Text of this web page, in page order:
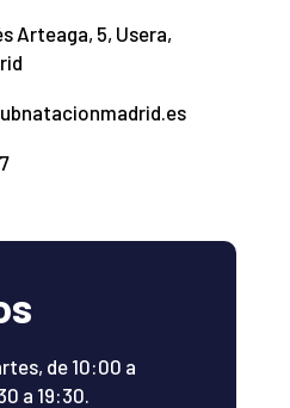
Arteaga, 5, Usera,
de 10:00 a
a 19:30.